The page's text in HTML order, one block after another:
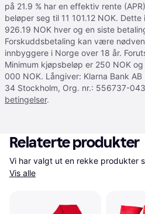
på 21.9 % har en effektiv rente
beløper seg til 11 101.12 NOK.
926.19 NOK hver og en siste
Forskuddsbetaling kan være
innbyggere i Norge over 18 år.
Minimum kjøpsbeløp er 250 NOK
000 NOK. Långiver: Klarna Bank
34 Stockholm, Org. nr.: 556737-
betingelser.
Relaterte produkter
Vis alle